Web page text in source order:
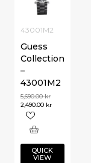
43001M2
Guess
Collection
–
43001M2
5,690.00kr
2,490.00 kr
QUICK
VIEW